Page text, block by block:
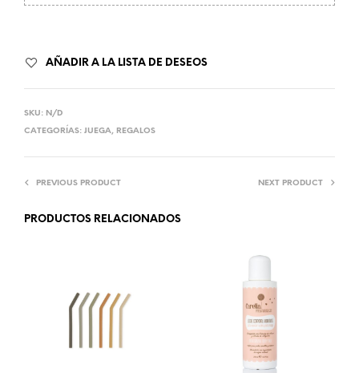
AÑADIR A LA LISTA DE DESEOS
SKU: N/D
CATEGORÍAS: JUEGA, REGALOS
PREVIOUS PRODUCT NEXT PRODUCT
PRODUCTOS RELACIONADOS